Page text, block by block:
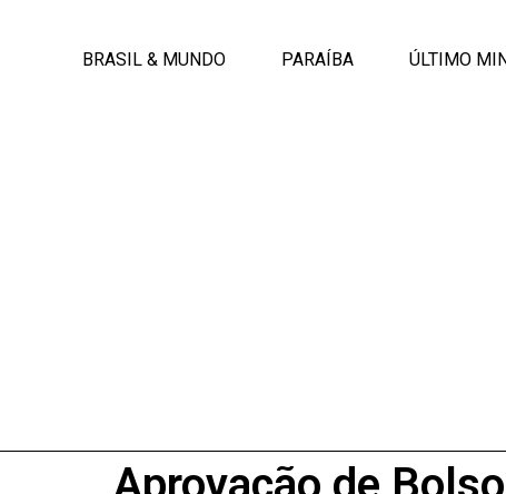
BRASIL & MUNDO PARAÍBA ÚLTIMO